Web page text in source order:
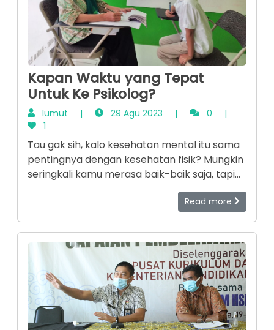
Kapan Waktu yang Tepat
Untuk Ke Psikolog?
lumut | 29 Agu 2023 | 0
|
1
Tau gak sih, kalo kesehatan mental itu sama
pentingnya dengan kesehatan fisik? Mungkin
seringkali kamu merasa baik-baik saja, tapi
tanpa kamu sadari bisa saja sebenarnya
kamu butuh bantuan tenaga profesional
psikolog atau psikiater. Yuuk kita simak
beberapa hal yang menandakan kamu perlu
ke tenaga profesional.
Read more